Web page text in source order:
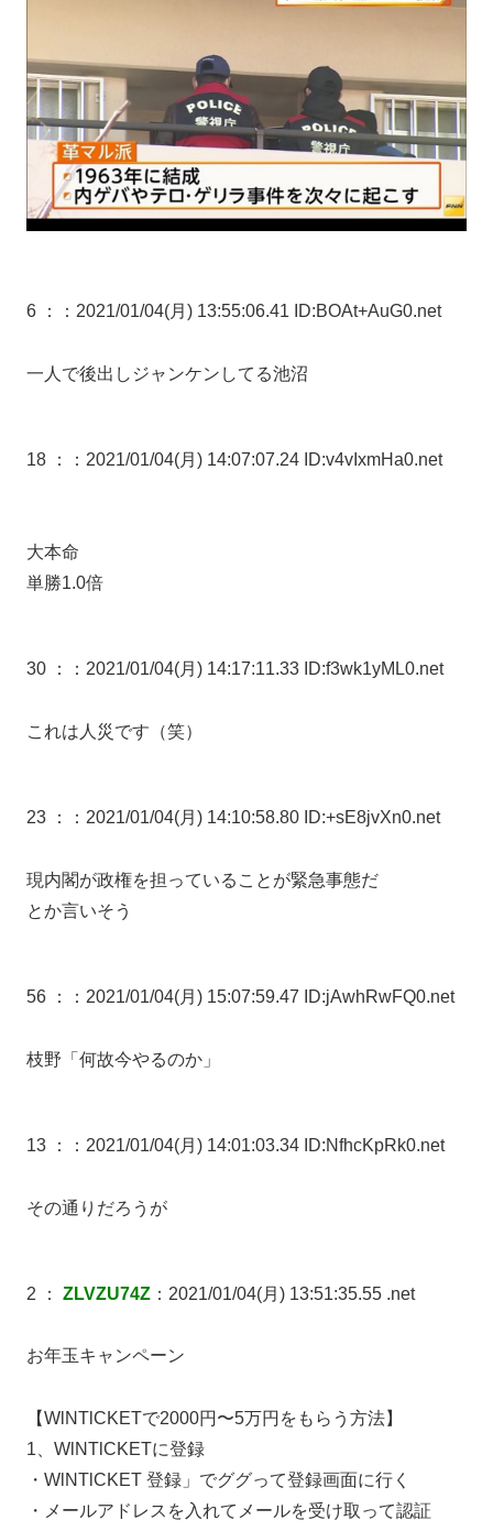
6 ： ：2021/01/04(月) 13:55:06.41 ID:BOAt+AuG0.net
一人で後出しジャンケンしてる池沼
18 ： ：2021/01/04(月) 14:07:07.24 ID:v4vIxmHa0.net
大本命
単勝1.0倍
30 ： ：2021/01/04(月) 14:17:11.33 ID:f3wk1yML0.net
これは人災です（笑）
23 ： ：2021/01/04(月) 14:10:58.80 ID:+sE8jvXn0.net
現内閣が政権を担っていることが緊急事態だ
とか言いそう
56 ： ：2021/01/04(月) 15:07:59.47 ID:jAwhRwFQ0.net
枝野「何故今やるのか」
13 ： ：2021/01/04(月) 14:01:03.34 ID:NfhcKpRk0.net
その通りだろうが
2 ： ZLVZU74Z ：2021/01/04(月) 13:51:35.55 .net
お年玉キャンペーン
【WlNTlCKETで2000円〜5万円をもらう方法】
1、WlNTlCKETに登録
・WlNTlCKET 登録」でググって登録画面に行く
・メールアドレスを入れてメールを受け取って認証